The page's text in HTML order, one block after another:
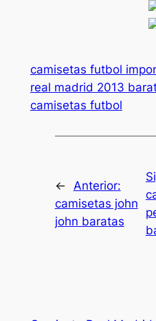
camisetas futbol
real madrid 2013
camisetas futbol
←
Anterior:
camisetas john
john baratas